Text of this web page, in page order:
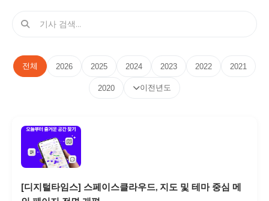
전체 2026 2025 2024 2023 2022 2021
2020 이전년도
[디지털타임스] 스페이스클라우드, 지도 및 테마 중심 메